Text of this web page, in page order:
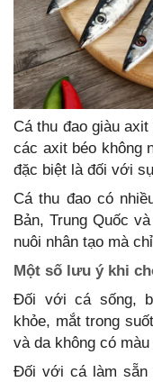
Cá thu đao giàu
các axit béo không
đặc biệt là đối với
Cá thu đao có
Bản, Trung Quốc
nuôi nhân tạo mà
Một số lưu ý khi
Đối với cá sống,
khỏe, mắt trong
và da không có
Đối với cá làm sẵn